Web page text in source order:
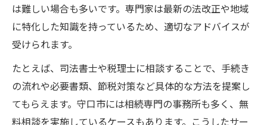
は難しい場合も多いです。専門家は最新の法改正や地域
に特化した知識を持っているため、適切なアドバイスが
受けられます。
たとえば、司法書士や税理士に相談することで、手続き
の流れや必要書類、節税対策など具体的な方法を提案し
てもらえます。守口市には相続専門の事務所も多く、無
料相談を実施しているケースもあります。こうしたサー